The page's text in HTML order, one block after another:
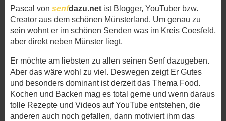
Pascal von senfdazu.net ist Blogger, YouTuber bzw.
Creator aus dem schönen Münsterland. Um genau zu
sein wohnt er im schönen Senden was im Kreis Coesfeld,
aber direkt neben Münster liegt.
Er möchte am liebsten zu allen seinen Senf dazugeben.
Aber das wäre wohl zu viel. Deswegen zeigt Er Gutes
und besonders dominant ist derzeit das Thema Food.
Kochen und Backen mag es total gerne und wenn daraus
tolle Rezepte und Videos auf YouTube entstehen, die
anderen auch noch gefallen, dann motiviert ihm das